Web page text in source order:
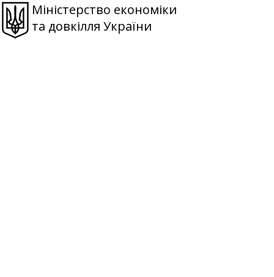
Міністерство економіки
та довкілля України